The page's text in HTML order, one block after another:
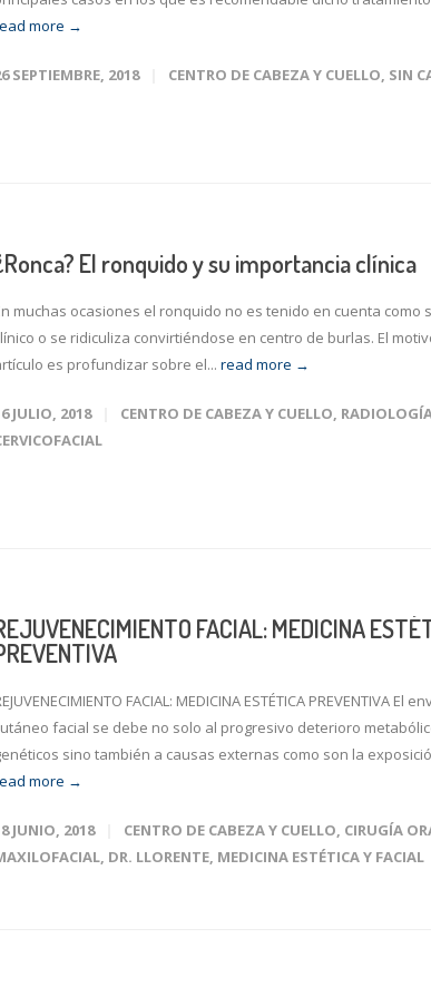
more →
SEPTIEMBRE, 2018 CENTRO DE CABEZA Y CUELLO, SIN
El ronquido y su importancia clínica
muchas ocasiones el ronquido no es tenido en cuenta como
o se ridiculiza convirtiéndose en centro de burlas. El
es profundizar sobre el... read more →
JULIO, 2018 CENTRO DE CABEZA Y CUELLO,
FACIAL: MEDICINA
FACIAL: MEDICINA ESTÉTICA PREVENTIVA El
facial se debe no solo al progresivo deterioro
sino también a causas externas como son la
more →
JUNIO, 2018 CENTRO DE CABEZA Y CUELLO, CIRUGÍA
, DR. LLORENTE, MEDICINA ESTÉTICA Y FACIAL